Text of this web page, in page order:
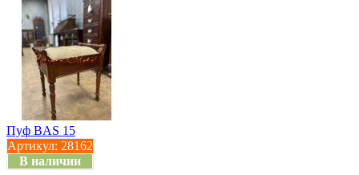
Пуф BAS 15
Артикул: 28162
В наличии